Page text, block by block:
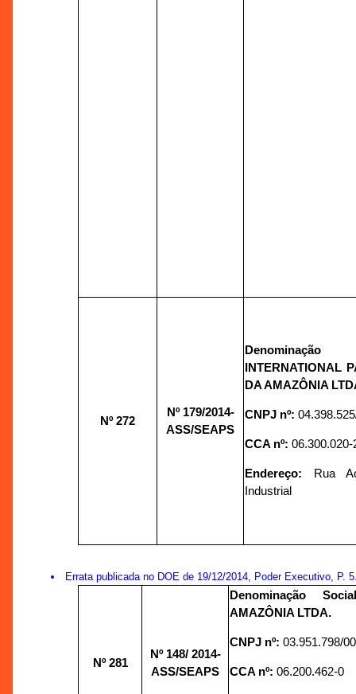
Nº 272
Nº 179/2014-
ASS/SEAPS
INTERNATIONAL
DA AMAZÔNIA
CNPJ nº:
CCA nº:06.300.020-
Endereço:
Rua
Industrial
Errata publicada no DOE de 19/12/2014, Poder Executivo, P.
Nº 281
Nº 148/ 2014-
ASS/SEAPS
Denominação
AMAZÔNIA LTDA.
CNPJ nº:03.951.798/
CCA nº:06.200.462-0